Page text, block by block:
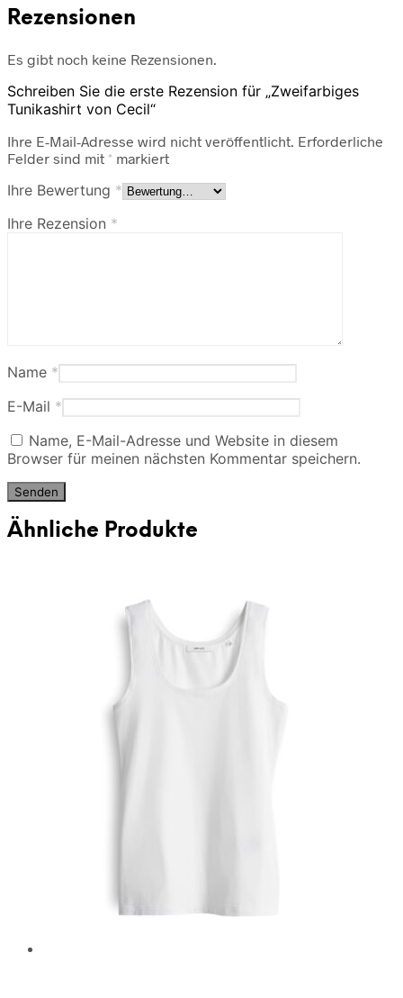
Rezensionen
Es gibt noch keine Rezensionen.
Schreiben Sie die erste Rezension für „Zweifarbiges
Tunikashirt von Cecil“
Ihre E-Mail-Adresse wird nicht veröffentlicht. Erforderliche
Felder sind mit * markiert
Ihre Bewertung *
Ihre Rezension *
Name *
E-Mail *
Name, E-Mail-Adresse und Website in diesem
Browser für meinen nächsten Kommentar speichern.
Ähnliche Produkte